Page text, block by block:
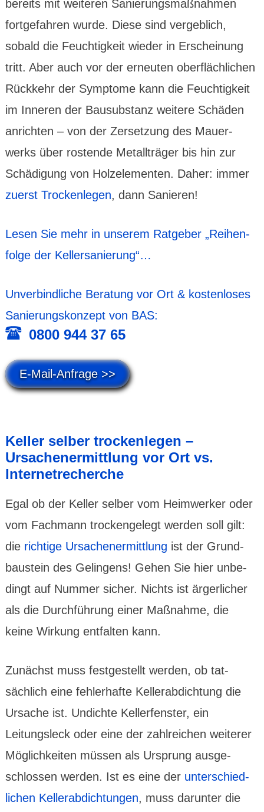
bereits mit weiteren Sanierungs­maßnahmen
fortge­fahren wurde. Diese sind vergeb­lich,
sobald die Feuchtig­keit wieder in Erscheinung
tritt. Aber auch vor der erneuten ober­fläch­lichen
Rückkehr der Symptome kann die Feuchtigkeit
im Inneren der Bausubs­tanz weitere Schäden
anrichten – von der Zerset­zung des Mauer­
werks über rostende Metall­träger bis hin zur
Schädi­gung von Holzele­menten. Daher: immer
zuerst Trocken­legen, dann Sanieren!
Lesen Sie mehr in unserem Ratgeber „Reihen­
folge der Keller­sanie­rung“…
Unver­bind­liche Beratung vor Ort & kosten­loses
Sanierungskonzept von BAS:
0800 944 37 65
E-Mail-Anfrage >>
Keller selber trocken­legen –
Ursachen­ermitt­lung vor Ort vs.
Internet­recherche
Egal ob der Keller selber vom Heim­werker oder
vom Fach­mann trocken­gelegt werden soll gilt:
die richtige Ursachen­ermitt­lung ist der Grund­
bau­stein des Gelingens! Gehen Sie hier unbe­
dingt auf Nummer sicher. Nichts ist ärger­licher
als die Durch­führung einer Maß­nahme, die
keine Wirkung entfalten kann.
Zunächst muss festge­stellt werden, ob tat­
sächlich eine fehler­hafte Keller­abdich­tung die
Ursache ist. Undichte Keller­fenster, ein
Leitungs­leck oder eine der zahl­reichen weiterer
Möglich­keiten müssen als Ursprung ausge­
schlossen werden. Ist es eine der unter­schied­
lichen Keller­abdich­tungen, muss darunter die